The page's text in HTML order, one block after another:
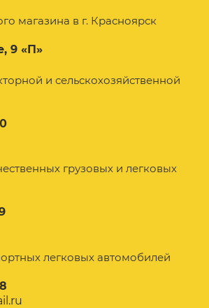
магазина в г. Красноярск
9 «П»
и сельскохозяйственной
грузовых и легковых
легковых автомобилей